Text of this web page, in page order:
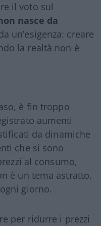
il voto sul
nasce da
un’esigenza: creare
la realtà non è
è fin troppo
aumenti
da dinamiche
che si sono
al consumo,
è un tema astratto.
giorno.
per ridurre i prezzi